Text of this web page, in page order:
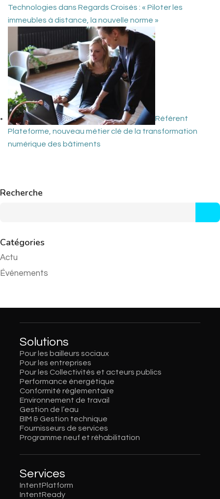
Technologies dans Regards Croisés : « Piloter les
immeubles à distance, la nouvelle norme »
Référent
Plateforme, nouveau métier clé de la transformation
numérique des bâtiments
Recherche
Catégories
Actu
Événements
Solutions
Pour les bailleurs sociaux
Pour les entreprises
Pour les Collectivités et acteurs publics
Performance énergétique
Conformité réglementaire
Environnement de travail
Gestion de l’eau
BIM & Gestion technique
Fournisseurs de services
Programme neuf et réhabilitation
Services
IntentPlatform
IntentReady